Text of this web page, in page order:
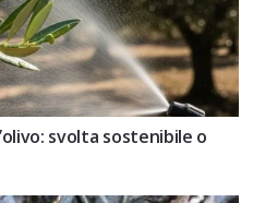
svolta sostenibile o